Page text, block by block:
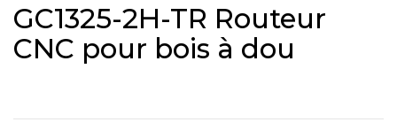
GC1325-2H-TR Routeur
CNC pour bois à dou